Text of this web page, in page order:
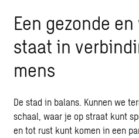
Een gezonde
staat in
mens
De stad in balans. Kunnen we
schaal, waar je op straat kunt
en tot rust kunt komen in een